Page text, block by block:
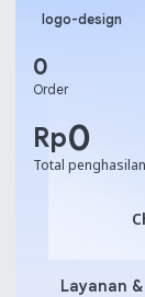
logo-design
0
Order
Rp0
Total
Layanan